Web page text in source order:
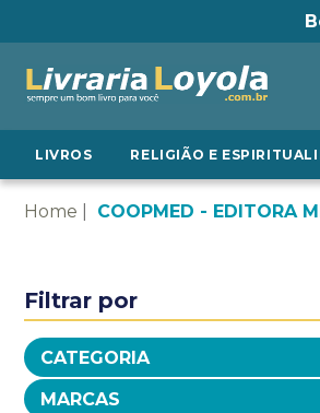
LIVROS RELIGIÃO E
Home COOPMED - EDITORA
Filtrar por
CATEGORIA
MARCAS